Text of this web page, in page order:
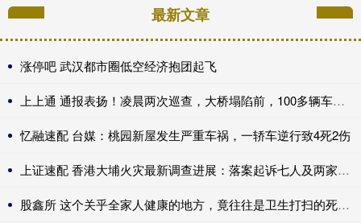
最新文章
涨停吧 武汉都市圈低空经济抱团起飞
上上通 通报表扬！凌晨两次巡查，大桥塌陷前，100多辆车被劝返
忆融速配 台媒：桃园新屋发生严重车祸，一轿车逆行致4死2伤
上证速配 香港大埔火灾最新调查进展：落案起诉七人及两家公司
股鑫所 这个关乎全家人健康的地方，竟往往是卫生打扫的死角！